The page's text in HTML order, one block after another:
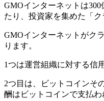
GMOインターネットは
たり、投資家を集めた「
GMOインターネットがク
ります。
1つは運営組織に対する信
2つ目は、ビットコインそ
酬はビットコインで支払